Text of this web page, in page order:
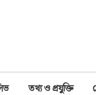
তথ্য ও প্রযুক্তি